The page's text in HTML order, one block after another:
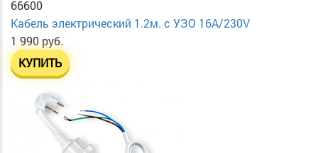
66600
Кабель электрический 1.2м. с УЗО 16А/230V
1 990 руб.
КУПИТЬ